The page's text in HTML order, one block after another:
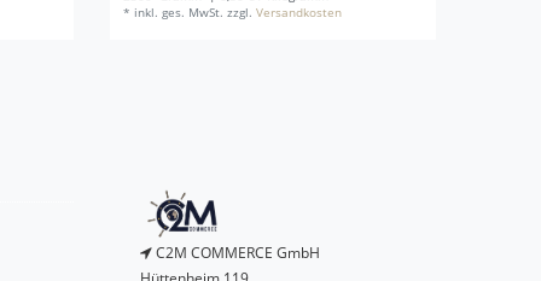
* inkl. ges. MwSt. zzgl.Versandkosten
C2M COMMERCE GmbH